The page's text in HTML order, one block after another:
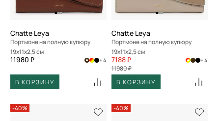
Chatte Leya
Портмоне на полную купюру
19x11x2,5 см
11980 ₽ + 4
В КОРЗИНУ
Chatte Leya
Портмоне на полную купюру
19x11x2,5 см
7188 ₽
11980 ₽
+ 4
В КОРЗИНУ
-40% -40%